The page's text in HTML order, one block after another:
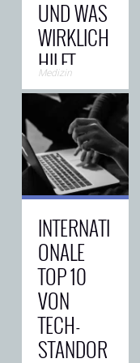
UND WAS
WIRKLICH
HILFT
Haare sind für
viele Frauen
weit mehr als
nur ein
Stylingthema.
Volles,
gesundes
Haar steht oft
→
Medizin
INTERNATI
ONALE
TOP 10
VON
TECH-
STANDOR